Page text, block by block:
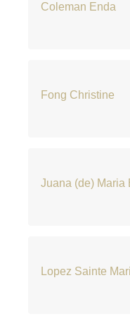
Coleman Enda
Fong Christine
Juana (de) Maria
Lopez Sainte